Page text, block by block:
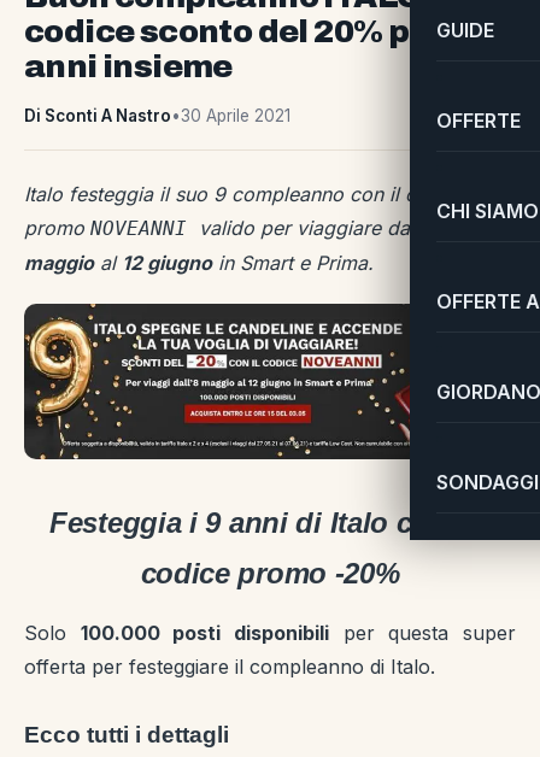
GUIDE
OFFERTE
CHI SIAMO
OFFERTE
codice sconto del 20% per i 9
anni insieme
Di Sconti A Nastro•30 Aprile 2021
Italo festeggia il suo 9 compleanno con il codice
promo NOVEANNI valido per viaggiare dall’
maggioal 12 giugnoin Smart e Prima.
Festeggia i 9 anni di Italo con un
codice promo -20%
Solo 100.000 posti disponibili per questa super
offerta per festeggiare il compleanno di Italo.
Ecco tutti i dettagli